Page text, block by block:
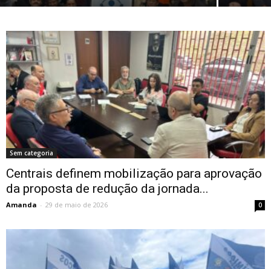
Sem categoria
Centrais definem mobilização para aprovação
da proposta de redução da jornada...
Amanda - 29 de maio de 2026 0